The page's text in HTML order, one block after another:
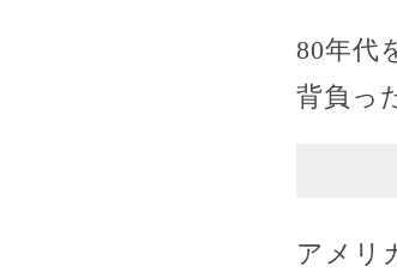
80年代
背負っ
アメリ